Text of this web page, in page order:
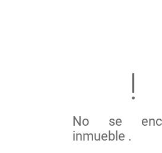
No se
inmueble .